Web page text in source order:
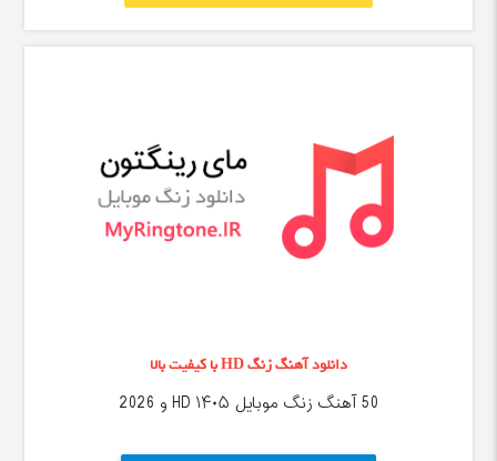
دانلود آهنگ زنگ HD با کیفیت بالا
50 آهنگ زنگ موبایل HD ۱۴۰۵ و 2026